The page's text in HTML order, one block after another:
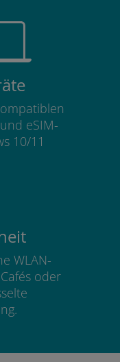
eSIM-
10/11
WLAN-
oder